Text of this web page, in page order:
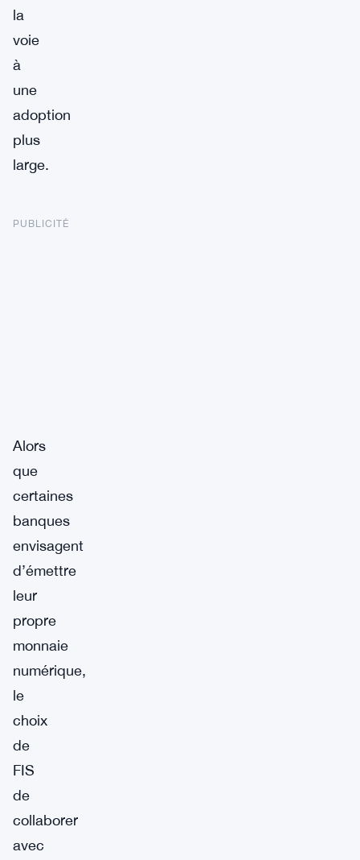
la
voie
à
une
adoption
plus
large.
PUBLICITÉ
Alors
que
certaines
banques
envisagent
d’émettre
leur
propre
monnaie
numérique,
le
choix
de
FIS
de
collaborer
avec